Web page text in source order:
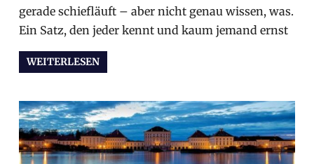
gerade schiefläuft – aber nicht genau wissen, was.
Ein Satz, den jeder kennt und kaum jemand ernst
WEITERLESEN